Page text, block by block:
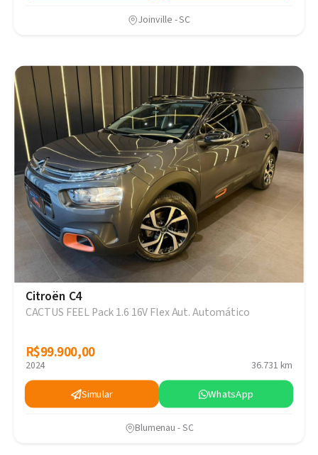
Joinville - SC
Citroën C4
CACTUS FEEL Pack 1.6 16V Flex Aut. Automático
R$99.900,00
R$99.900,00
2024 36.731 km
Simular WhatsApp
Blumenau - SC